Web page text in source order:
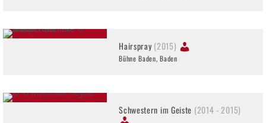
Hairspray(2015)
Bühne Baden, Baden
Schwestern im Geiste (2014 - 2015)